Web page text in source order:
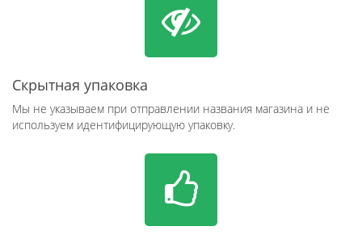
Скрытная упаковка
Мы не указываем при отправлении названия магазина и не
используем идентифицирующую упаковку.